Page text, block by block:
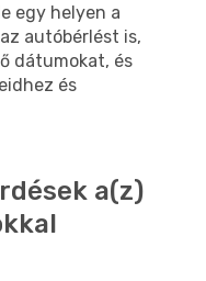
egy helyen a
autóbérlést is,
dátumokat, és
és
a(z)